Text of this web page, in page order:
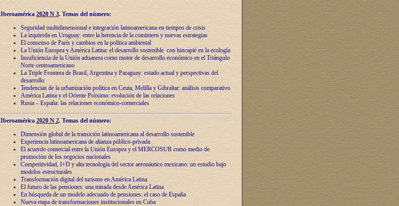
Iberoamérica 2020 N 3.Temas del número:
Seguridad multidimensional e integración latinoamericana en tiempos de crisis
La izquierda en Uruguay: entre la herencia de lа comintern y nuevas estrategias
El consenso de París y cambios en la política ambiental
La Unión Europea y América Latina: el desarrollo sostenible con hincapié en la ecología
Insuficiencia de la Unión aduanera como motor de desarrollo económico en el Triángulo
Norte centroamericano
La Triple Frontera de Brasil, Argentina y Paraguay: estado actual y perspectivas del
desarrollo
Tendencias de la urbanización política en Ceuta, Melilla y Gibraltar: análisis comparativo
América Latina y el Oriente Próximo: evolución de las relaciones
Rusia – España: las relaciones económico-comerciales
Iberoamérica 2020 N 2.Temas del número:
Dimensión global de la transición latinoamericana al desarrollo sostenible
Experiencia latinoamericana de alianza público-privada
El acuerdo comercial entre la Unión Europea y el MERCOSUR como medio de
promoción de los negocios nacionales
Competitividad, I+D y alta tecnología del sector aeronáutico mexicano: un estudio bajo
modelos estructurales
Transformación digital del turismo en América Latina
El futuro de las pensiones: una mirada desde América Latina
En búsqueda de un modelo adecuado de pensiones: el caso de España
Nueva etapa de transformaciones institucionales en Cuba